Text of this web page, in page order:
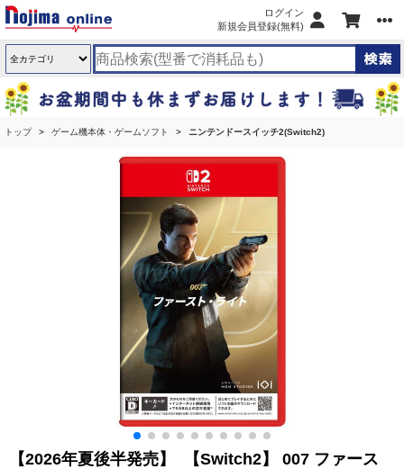
ログイン
新規会員登録(無料)
トップ ゲーム機本体・ゲームソフト ニンテンドースイッチ2(Switch2)
【2026年夏後半発売】 【Switch2】 007 ファース